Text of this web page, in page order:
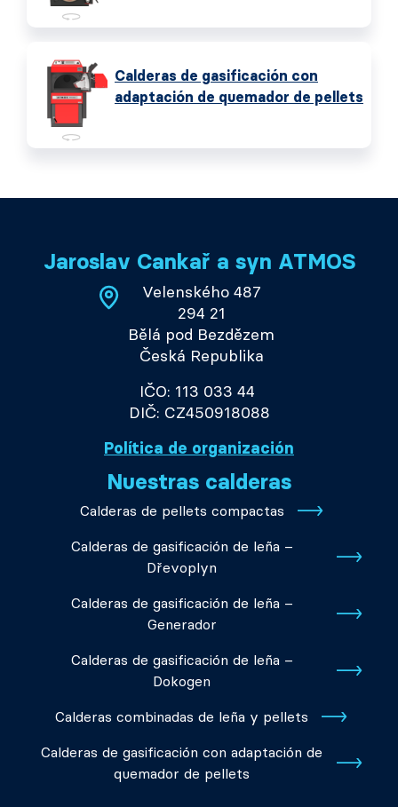
Calderas de gasificación con
adaptación de quemador de pellets
Jaroslav Cankař a syn ATMOS
Velenského 487
294 21
Bělá pod Bezdězem
Česká Republika
IČO: 113 033 44
DIČ: CZ450918088
Política de organización
Nuestras calderas
Calderas de pellets compactas
Calderas de gasificación de leña –
Dřevoplyn
Calderas de gasificación de leña –
Generador
Calderas de gasificación de leña –
Dokogen
Calderas combinadas de leña y pellets
Calderas de gasificación con adaptación de
quemador de pellets